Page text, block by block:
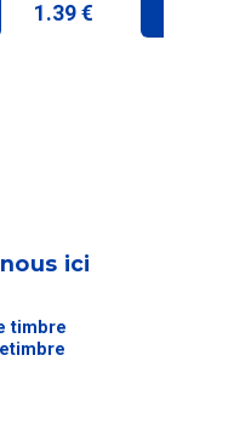
1.39 €
ici
timbre